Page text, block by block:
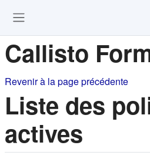
Callisto
Revenir à la page précédente
Liste des
actives